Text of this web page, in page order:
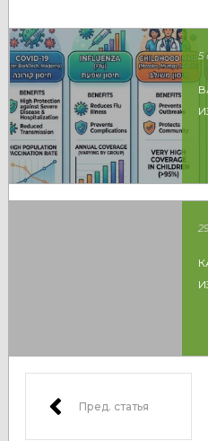
5
Пред. статья